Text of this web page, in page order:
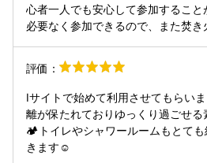
心者一人でも安心して参加することができ
必要なく参加できるので、また焚き
評価：
Iサイトで始めて利用させてもらい
離が保たれておりゆっくり過ごせ
🏕トイレやシャワールームもとて
きます☺